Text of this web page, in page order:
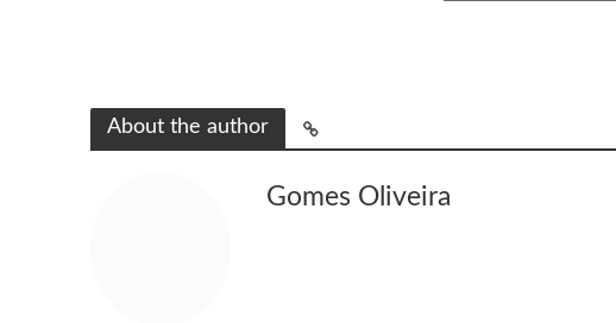
About the author
Gomes Oliveira